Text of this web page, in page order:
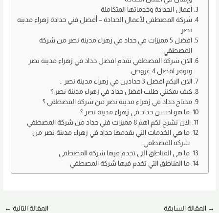
o
o
k
o
n
أعمال الحدادة وخدماتها المتكاملة
شركة المصطفى لأعمال الحدادة – أفضل فني حدادة زهراء مدينه
نصر
افضل 5 مميزات في حداد في زهراء مدينة نصر من شركة
المصطفي
الان شركة المصطفي تقدم افضل حداد في زهراء مدينة نصر
وتوفر افضل 4 عروض
الان اليكم افضل 3 حدادين في زهراء مدينة نصر ..
كيف يمكنني طلب افضل حداد في زهراء مدينة نصر ؟
محتاج حداد في زهراء مدينة نصر من شركة المصطفي ؟
ما هو احسن حداد في زهراء مدينة نصر ؟
الان نشرح لكم اهم 8 مميزات فني حداد من شركة المصطفي
ما هي الخدمات التي يقدمها حداد في زهراء مدينة نصر من
شركة المصطفي
ما هي المناطق التي تخدم فيها شركة المصطفي
ما المناطق التي تخدم فيها شركة المصطفي
→ المقالة السابقة المقالة التالية ←